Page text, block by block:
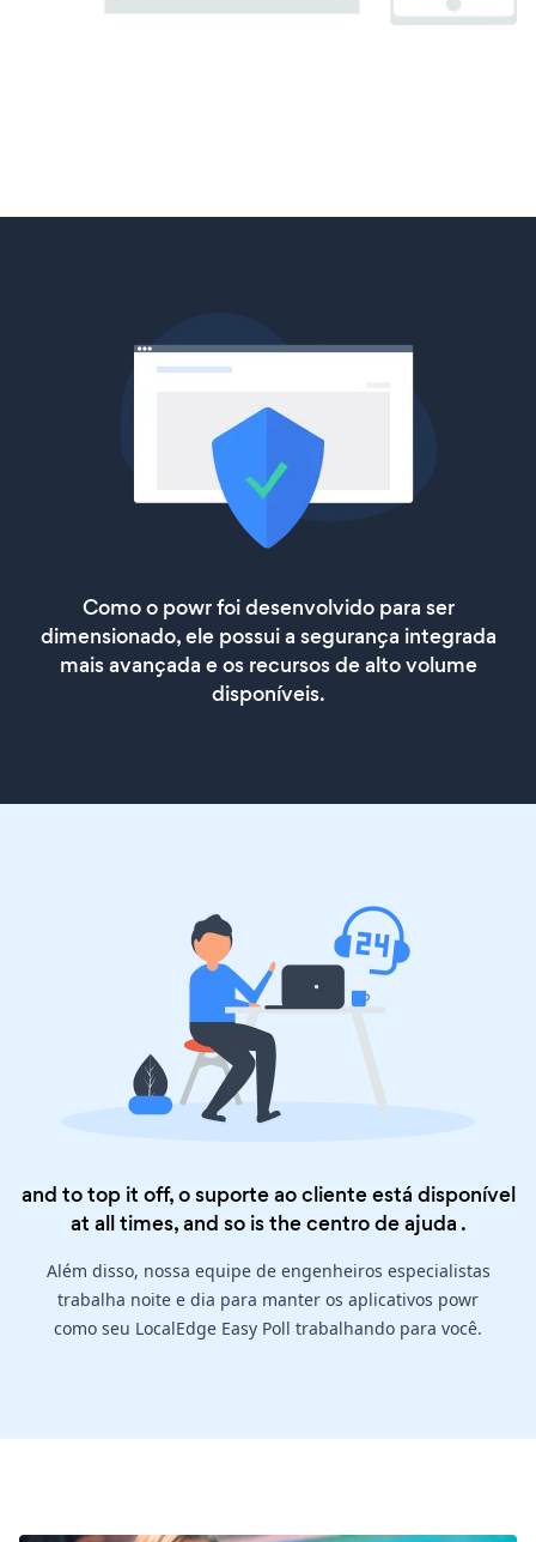
Como o powr foi desenvolvido para ser
dimensionado, ele possui a segurança integrada
mais avançada e os recursos de alto volume
disponíveis.
and to top it off, o suporte ao cliente está disponível
at all times, and so is thecentro de ajuda .
Além disso, nossa equipe de engenheiros especialistas
trabalha noite e dia para manter os aplicativos powr
como seu LocalEdge Easy Poll trabalhando para você.